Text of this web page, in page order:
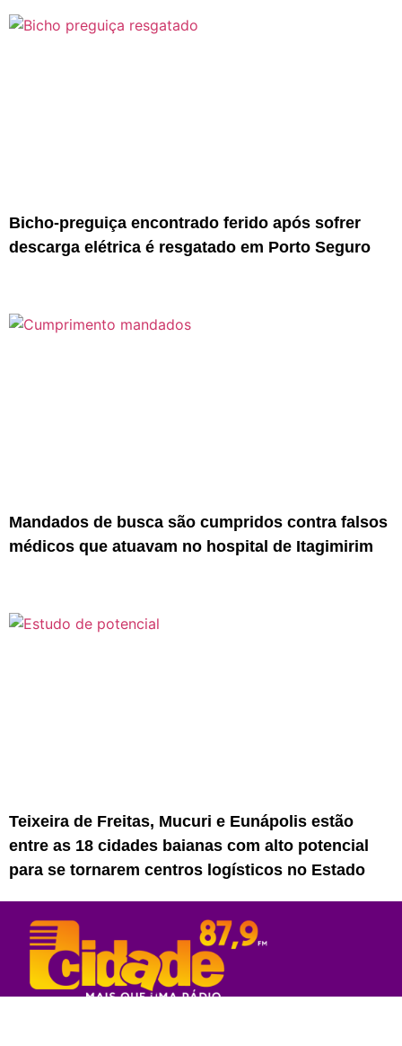
Bicho-preguiça encontrado ferido após sofrer
descarga elétrica é resgatado em Porto Seguro
Mandados de busca são cumpridos contra falsos
médicos que atuavam no hospital de Itagimirim
Teixeira de Freitas, Mucuri e Eunápolis estão
entre as 18 cidades baianas com alto potencial
para se tornarem centros logísticos no Estado